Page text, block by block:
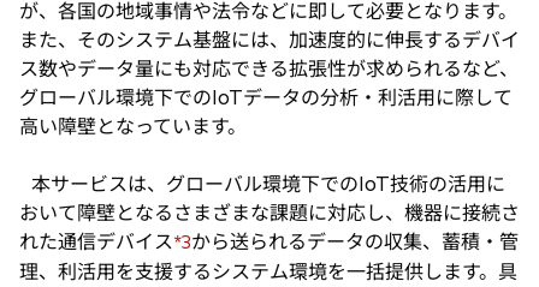
が、各国の地域事情や法令などに即して必要となります。
また、そのシステム基盤には、加速度的に伸長するデバイ
ス数やデータ量にも対応できる拡張性が求められるなど、
グローバル環境下でのIoTデータの分析・利活用に際して
高い障壁となっています。
本サービスは、グローバル環境下でのIoT技術の活用に
おいて障壁となるさまざまな課題に対応し、機器に接続さ
れた通信デバイス*3から送られるデータの収集、蓄積・管
理、利活用を支援するシステム環境を一括提供します。具